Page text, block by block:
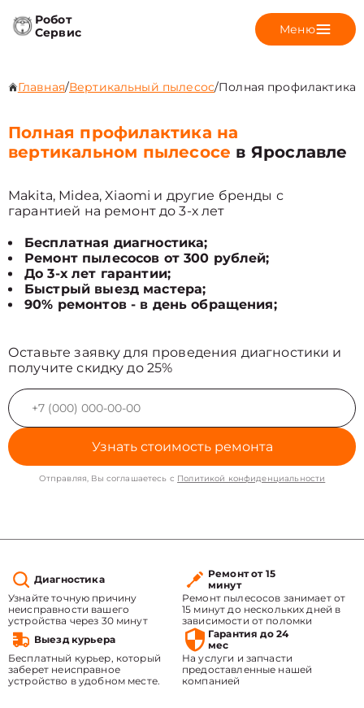
Робот
Сервис
Меню
Главная/Вертикальный пылесос/Полная профилактика
Полная профилактика на
вертикальном пылесосе в Ярославле
Makita, Midea, Xiaomi и другие бренды с
гарантией на ремонт до 3-х лет
Бесплатная диагностика;
Ремонт пылесосов от 300 рублей;
До 3-х лет гарантии;
Быстрый выезд мастера;
90% ремонтов - в день обращения;
Оставьте заявку для проведения диагностики и
получите скидку до 25%
Узнать стоимость ремонта
Отправляя, Вы соглашаетесь с Политикой конфиденциальности
Диагностика
Узнайте точную причину
неисправности вашего
устройства через 30 минут
Ремонт от 15
минут
Ремонт пылесосов занимает от
15 минут до нескольких дней в
зависимости от поломки
Выезд курьера
Бесплатный курьер, который
заберет неисправное
устройство в удобном месте.
Гарантия до 24
мес
На услуги и запчасти
предоставленные нашей
компанией